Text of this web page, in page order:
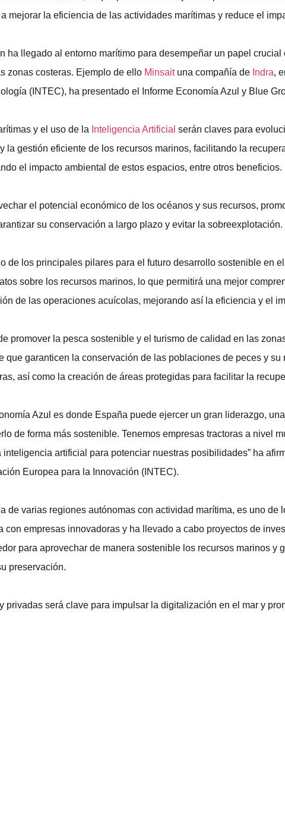
mejorar la eficiencia de las actividades marítimas y reduce el
ha llegado al entorno marítimo para desempeñar un papel
zonas costeras. Ejemplo de ello Minsaituna compañía de Indra,
(INTEC), ha presentado el Informe Economía Azul y Blue
y el uso de la Inteligencia Artificial serán claves para
la gestión eficiente de los recursos marinos, facilitando la
el impacto ambiental de estos espacios, entre otros beneficios.
el potencial económico de los océanos y sus recursos,
su conservación a largo plazo y evitar la sobreexplotación.
de los principales pilares para el futuro desarrollo sostenible en
sobre los recursos marinos, lo que permitirá una mejor
de las operaciones acuícolas, mejorando así la eficiencia y el
promover la pesca sostenible y el turismo de calidad en las
que garanticen la conservación de las poblaciones de peces y
así como la creación de áreas protegidas para facilitar la
Azul es donde España puede ejercer un gran liderazgo,
de forma más sostenible. Tenemos empresas tractoras a nivel
artificial para potenciar nuestras posibilidades” ha
Europea para la Innovación (INTEC).
de varias regiones autónomas con actividad marítima, es uno de
empresas innovadoras y ha llevado a cabo proyectos de
para aprovechar de manera sostenible los recursos marinos y
preservación.
privadas será clave para impulsar la digitalización en el mar y